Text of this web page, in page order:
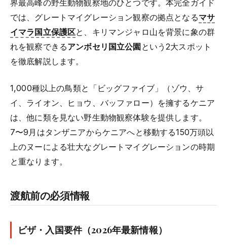
界最高峰の野生動物観察地のひとつです。本完全ガイド
では、グレートマイグレーション観察の拠点となるマサ
イマラ国立保護区と、キリマンジャロ山を背景に象の群
れを観察できるアンボセリ国立公園 という2大スポット
を徹底解説します。
1,000種以上の鳥類と「ビッグファイブ」（ゾウ、サ
イ、ライオン、ヒョウ、バッファロー）を擁するケニア
は、他に類を見ない野生動物観察体験を提供します。
7〜9月はタンザニアからケニアへと移動する150万頭以
上のヌーによる壮大なグレートマイグレーションの時期
と重なります。
渡航前の必須情報
ビザ・入国要件（2026年最新情報）